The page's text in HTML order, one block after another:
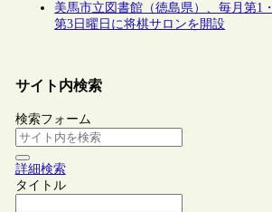
美馬市立図書館（徳島県）、毎月第1・
第3日曜日に将棋サロンを開設
サイト内検索
検索フォーム
詳細検索
タイトル